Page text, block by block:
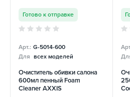
Готово к отправке
Арт.: G-5014-600
Для всех моделей
Очиститель обивки салона
600мл пенный Foam
Cleaner AXXIS